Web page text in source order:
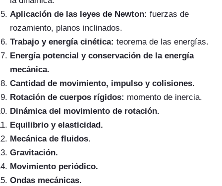
Aplicación de las leyes de Newton: fuerzas de
rozamiento, planos inclinados.
Trabajo y energía cinética: teorema de las energías.
Energía potencial y conservación de la energía
mecánica.
Cantidad de movimiento, impulso y colisiones.
Rotación de cuerpos rígidos: momento de inercia.
Dinámica del movimiento de rotación.
Equilibrio y elasticidad.
Mecánica de fluidos.
Gravitación.
Movimiento periódico.
Ondas mecánicas.